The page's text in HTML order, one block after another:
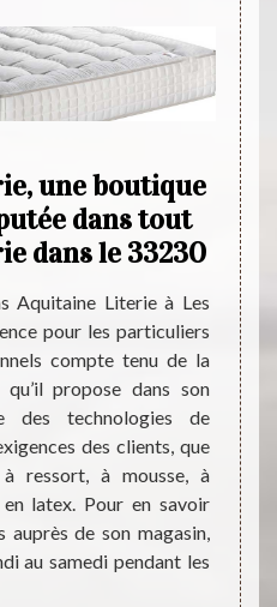
une boutique
dans tout
dans le 33230
Aquitaine Literie à Les
pour les particuliers
compte tenu de la
propose dans son
des technologies de
des clients, que
ressort, à mousse, à
latex. Pour en savoir
auprès de son magasin,
au samedi pendant les
Pour
la
s'en
de
qui